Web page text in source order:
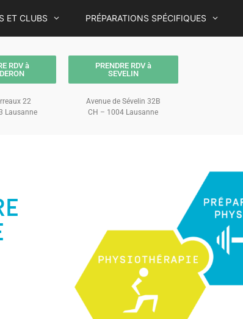
ET CLUBS PRÉPARATIONS SPÉCIFIQUES
RDV à
22
Lausanne
PRENDRE RDV à
SEVELIN
Avenue de Sévelin 32B
CH – 1004 Lausanne